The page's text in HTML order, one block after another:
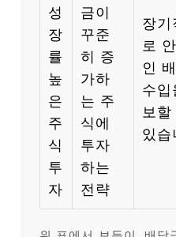
성
장
률
높
은
주
식
투
자
금이
꾸준
히 증
가하
는 주
식에
투자
하는
전략
장기
로
인
수입
보할
있습